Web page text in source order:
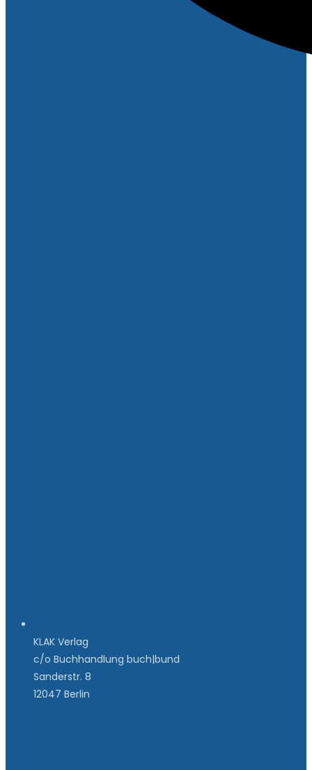
KLAK Verlag
c/o Buchhandlung buch|bund
Sanderstr. 8
12047 Berlin